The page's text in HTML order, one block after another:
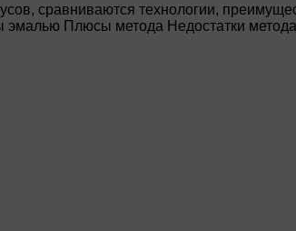
сравниваются технологии,
эмалью Плюсы метода Недостатки